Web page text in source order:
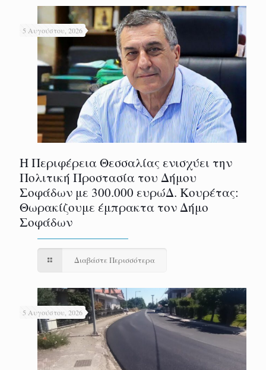
5 Αυγούστου, 2026
Η Περιφέρεια Θεσσαλίας ενισχύει την
Πολιτική Προστασία του Δήμου
Σοφάδων με 300.000 ευρώΔ. Κουρέτας:
Θωρακίζουμε έμπρακτα τον Δήμο
Σοφάδων
Διαβάστε Περισσότερα
5 Αυγούστου, 2026